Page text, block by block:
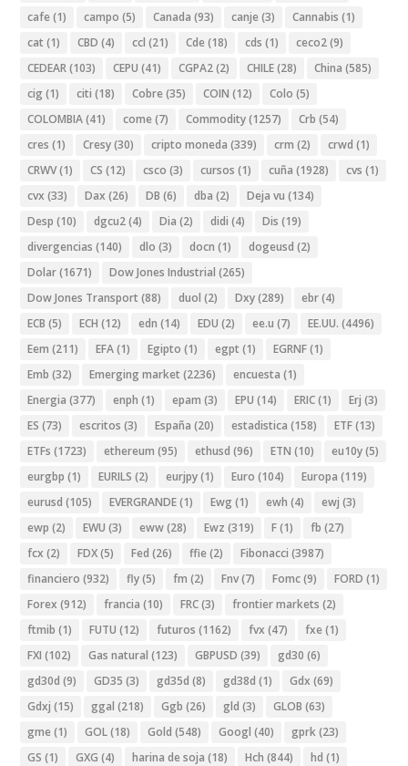
cafe (1) campo (5) Canada (93) canje (3) Cannabis (1)
cat (1) CBD (4) ccl (21) Cde (18) cds (1) ceco2(9)
CEDEAR(103) CEPU (41) CGPA2(2) CHILE(28) China (585)
cig (1) citi (18) Cobre (35) COIN (12) Colo (5)
COLOMBIA(41) come (7) Commodity(1257) Crb (54)
cres (1) Cresy(30) cripto moneda (339) crm (2) crwd (1)
CRWV(1) CS (12) csco (3) cursos (1) cuña (1928) cvs (1)
cvx (33) Dax (26) DB (6) dba (2) Deja vu (134)
Desp (10) dgcu2(4) Dia (2) didi (4) Dis (19)
divergencias (140) dlo (3) docn (1) dogeusd (2)
Dolar(1671) Dow Jones Industrial (265)
Dow Jones Transport (88) duol (2) Dxy(289) ebr(4)
ECB (5) ECH (12) edn (14) EDU (2) ee.u (7) EE.UU. (4496)
Eem (211) EFA(1) Egipto (1) egpt (1) EGRNF(1)
Emb (32) Emerging market (2236) encuesta (1)
Energia (377) enph (1) epam (3) EPU (14) ERIC(1) Erj (3)
ES (73) escritos (3) España (20) estadistica (158) ETF(13)
ETFs (1723) ethereum (95) ethusd (96) ETN (10) eu10y(5)
eurgbp (1) EURILS (2) eurjpy(1) Euro (104) Europa (119)
eurusd (105) EVERGRANDE(1) Ewg (1) ewh (4) ewj (3)
ewp (2) EWU (3) eww(28) Ewz (319) F(1) fb (27)
fcx (2) FDX(5) Fed (26) ffie (2) Fibonacci (3987)
financiero (932) fly(5) fm (2) Fnv(7) Fomc(9) FORD (1)
Forex (912) francia (10) FRC(3) frontier markets (2)
ftmib (1) FUTU (12) futuros (1162) fvx (47) fxe (1)
FXI (102) Gas natural (123) GBPUSD (39) gd30 (6)
gd30d (9) GD35 (3) gd35d (8) gd38d (1) Gdx (69)
Gdxj (15) ggal (218) Ggb (26) gld (3) GLOB (63)
gme (1) GOL(18) Gold (548) Googl (40) gprk(23)
GS (1) GXG (4) harina de soja (18) Hch (844) hd (1)